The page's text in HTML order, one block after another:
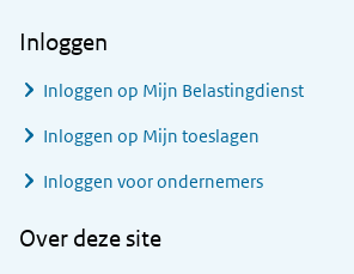
Inloggen
Inloggen op Mijn Belastingdienst
Inloggen op Mijn toeslagen
Inloggen voor ondernemers
Over deze site